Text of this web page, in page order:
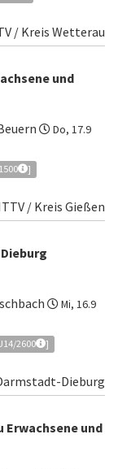
/ Kreis Wetterau
und
Do, 17.9
]
/ Kreis Gießen
Mi, 16.9
2600
]
Dieburg
und